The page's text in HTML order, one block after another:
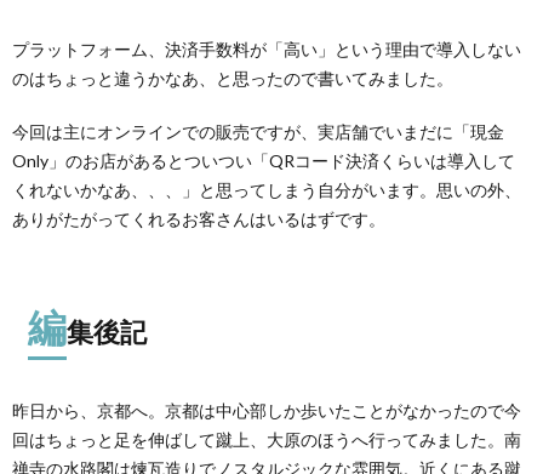
プラットフォーム、決済手数料が「高い」という理由で導入しない
のはちょっと違うかなあ、と思ったので書いてみました。
今回は主にオンラインでの販売ですが、実店舗でいまだに「現金
Only」のお店があるとついつい「QRコード決済くらいは導入して
くれないかなあ、、、」と思ってしまう自分がいます。思いの外、
ありがたがってくれるお客さんはいるはずです。
編集後記
昨日から、京都へ。京都は中心部しか歩いたことがなかったので今
回はちょっと足を伸ばして蹴上、大原のほうへ行ってみました。南
禅寺の水路閣は煉瓦造りでノスタルジックな雰囲気。近くにある蹴